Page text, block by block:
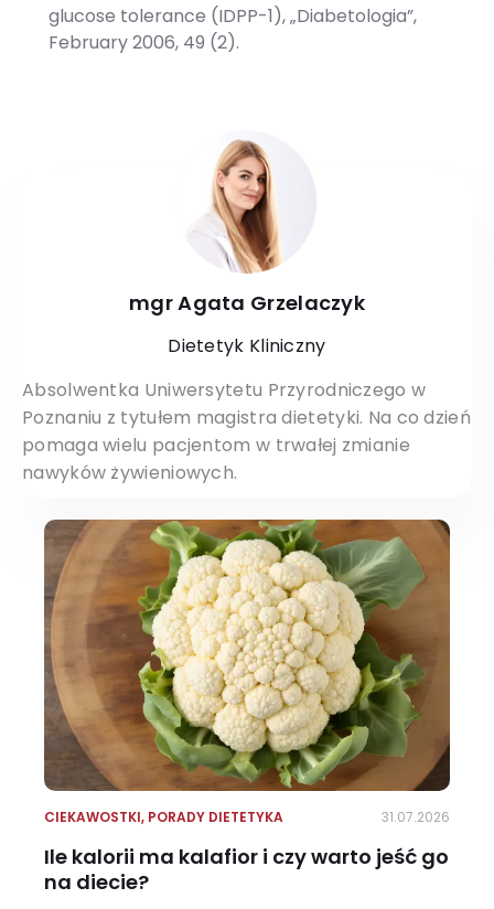
glucose tolerance (IDPP-1), „Diabetologia”,
February 2006, 49 (2).
mgr Agata Grzelaczyk
Dietetyk Kliniczny
Absolwentka Uniwersytetu Przyrodniczego w
Poznaniu z tytułem magistra dietetyki. Na co dzień
pomaga wielu pacjentom w trwałej zmianie
nawyków żywieniowych.
CIEKAWOSTKI, PORADY DIETETYKA 31.07.2026
Ile kalorii ma kalafior i czy warto jeść go
na diecie?